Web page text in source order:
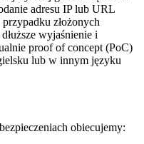
adresu IP lub URL
złożonych
wyjaśnienie i
proof of concept (PoC)
lub w innym języku
obiecujemy: